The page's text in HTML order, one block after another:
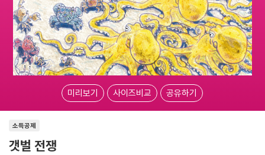
미리보기 사이즈비교 공유하기
소득공제
갯벌 전쟁